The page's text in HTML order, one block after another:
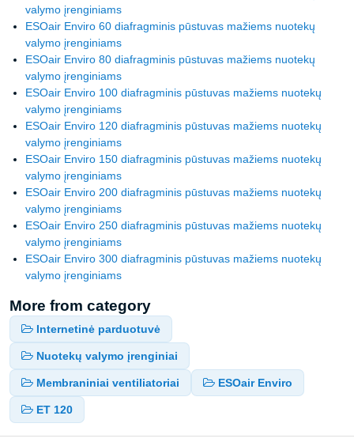
valymo įrenginiams
ESOair Enviro 60 diafragminis pūstuvas mažiems nuotekų
valymo įrenginiams
ESOair Enviro 80 diafragminis pūstuvas mažiems nuotekų
valymo įrenginiams
ESOair Enviro 100 diafragminis pūstuvas mažiems nuotekų
valymo įrenginiams
ESOair Enviro 120 diafragminis pūstuvas mažiems nuotekų
valymo įrenginiams
ESOair Enviro 150 diafragminis pūstuvas mažiems nuotekų
valymo įrenginiams
ESOair Enviro 200 diafragminis pūstuvas mažiems nuotekų
valymo įrenginiams
ESOair Enviro 250 diafragminis pūstuvas mažiems nuotekų
valymo įrenginiams
ESOair Enviro 300 diafragminis pūstuvas mažiems nuotekų
valymo įrenginiams
More from category
Internetinė parduotuvė
Nuotekų valymo įrenginiai
Membraniniai ventiliatoriai ESOair Enviro
ET 120